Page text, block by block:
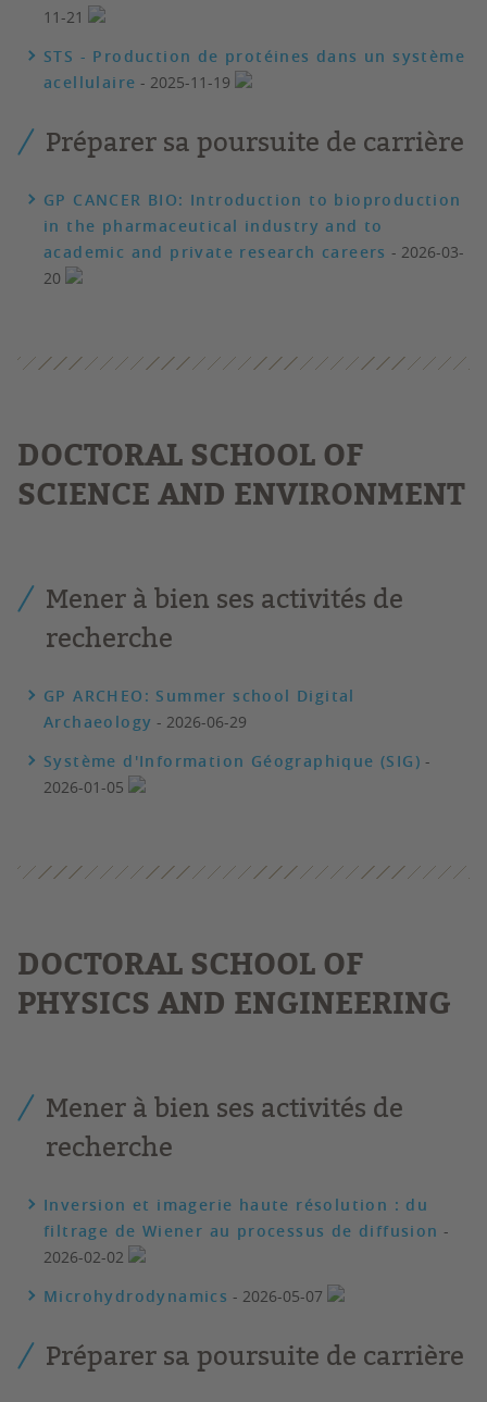
11-21
STS - Production de protéines dans un système
acellulaire - 2025-11-19
Préparer sa poursuite de carrière
GP CANCER BIO: Introduction to bioproduction
in the pharmaceutical industry and to
academic and private research careers - 2026-03-
20
DOCTORAL SCHOOL OF
SCIENCE AND ENVIRONMENT
Mener à bien ses activités de
recherche
GP ARCHEO: Summer school Digital
Archaeology - 2026-06-29
Système d'Information Géographique (SIG) -
2026-01-05
DOCTORAL SCHOOL OF
PHYSICS AND ENGINEERING
Mener à bien ses activités de
recherche
Inversion et imagerie haute résolution : du
filtrage de Wiener au processus de diffusion -
2026-02-02
Microhydrodynamics - 2026-05-07
Préparer sa poursuite de carrière